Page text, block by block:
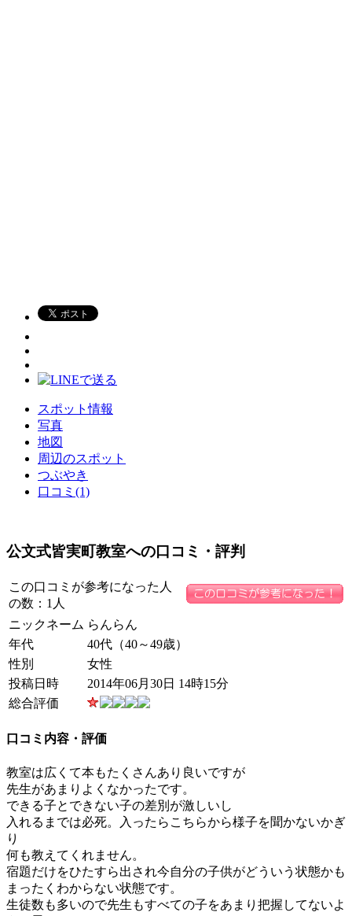
スポット情報
写真
地図
周辺のスポット
つぶやき
口コミ(1)
公文式皆実町教室への口コミ・評判
この口コミが参考になった人
の数：1人
ニックネーム らんらん
年代
40代（40～49歳）
性別
女性
投稿日時
2014年06月30日 14時15分
総合評価
口コミ内容・評価
教室は広くて本もたくさんあり良いですが
先生があまりよくなかったです。
できる子とできない子の差別が激しいし
入れるまでは必死。入ったらこちらから様子を聞かないかぎ
り
何も教えてくれません。
宿題だけをひたすら出され今自分の子供がどういう状態かも
まったくわからない状態です。
生徒数も多いので先生もすべての子をあまり把握してないよ